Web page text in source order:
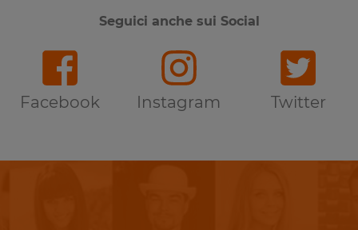
Seguici anche sui Social
Facebook Instagram Twitter